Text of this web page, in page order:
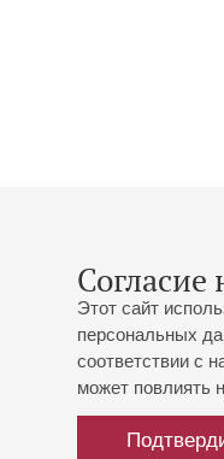
Согласие
Этот сайт
персональных
соответствии с
может повлиять